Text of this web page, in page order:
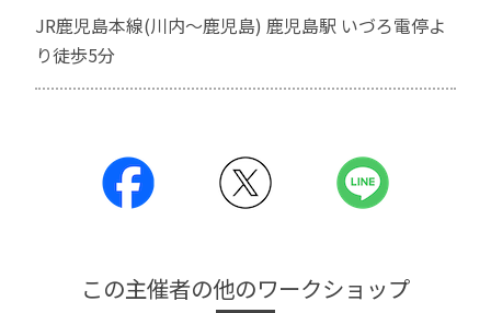
JR鹿児島本線(川内～鹿児島) 鹿児島駅 いづろ電停よ
り徒歩5分
この主催者の他のワークショップ